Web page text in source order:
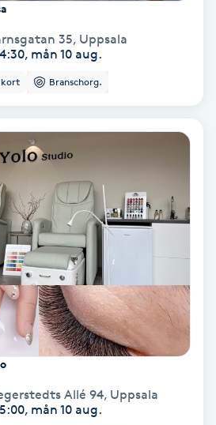
35, Uppsala
mån 10 aug.
Branschorg.
Allé 94, Uppsala
mån 10 aug.